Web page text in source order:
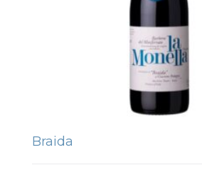
Braida